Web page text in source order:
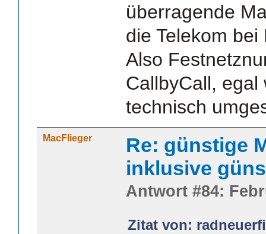
überragende
die Telekom
Also
CallbyCall, egal
technisch
MacFlieger
Re: günstige
inklusive
Antwort #84:
Zitat von: